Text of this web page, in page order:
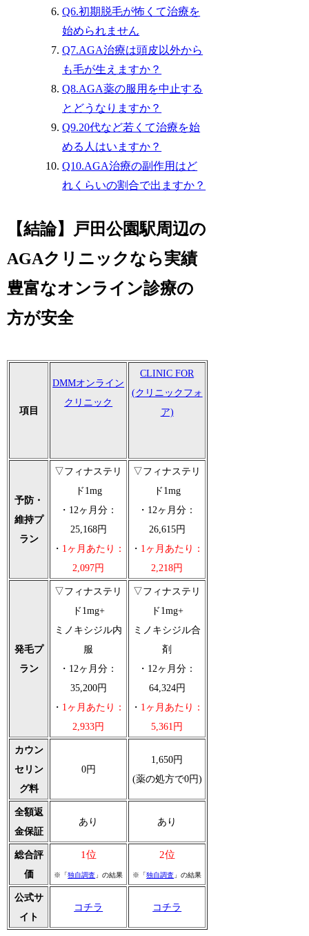
Q6.初期脱毛が怖くて治療を
始められません
Q7.AGA治療は頭皮以外から
も毛が生えますか？
Q8.AGA薬の服用を中止する
とどうなりますか？
Q9.20代など若くて治療を始
める人はいますか？
Q10.AGA治療の副作用はど
れくらいの割合で出ますか？
【結論】戸田公園駅周辺の
AGAクリニックなら実績
豊富なオンライン診療の
方が安全
項目
DMMオンライン
クリニック
CLINIC FOR
(クリニックフォ
ア)
予防・
維持プ
ラン
▽フィナステリ
ド1mg
・12ヶ月分：
25,168円
・ 1ヶ月あたり：
2,097円
▽フィナステリ
ド1mg
・12ヶ月分：
26,615円
・ 1ヶ月あたり：
2,218円
発毛プ
ラン
▽フィナステリ
ド1mg+
ミノキシジル内
服
・12ヶ月分：
35,200円
・ 1ヶ月あたり：
2,933円
▽フィナステリ
ド1mg+
ミノキシジル合
剤
・12ヶ月分：
64,324円
・ 1ヶ月あたり：
5,361円
カウン
セリン
グ料
0円
1,650円
(薬の処方で0円)
全額返
金保証
あり あり
総合評
価
1位
※「独自調査 」の結果
2位
※「独自調査 」の結果
公式サ
イト
コチラ コチラ